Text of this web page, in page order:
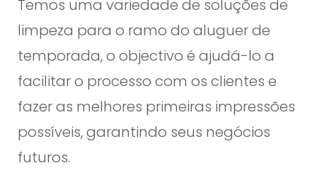
Temos uma variedade de soluções de
limpeza para o ramo do aluguer de
temporada, o objectivo é ajudá-lo a
facilitar o processo com os clientes e
fazer as melhores primeiras impressões
possíveis, garantindo seus negócios
futuros.